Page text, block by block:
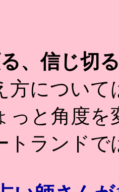
、信じ切
方について
っと角度を
トランドで